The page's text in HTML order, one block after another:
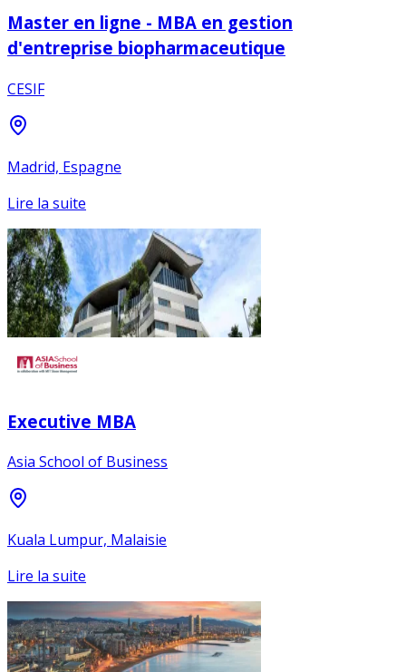
Master en ligne - MBA en gestion
d'entreprise biopharmaceutique
CESIF
Madrid, Espagne
Lire la suite
Executive MBA
Asia School of Business
Kuala Lumpur, Malaisie
Lire la suite